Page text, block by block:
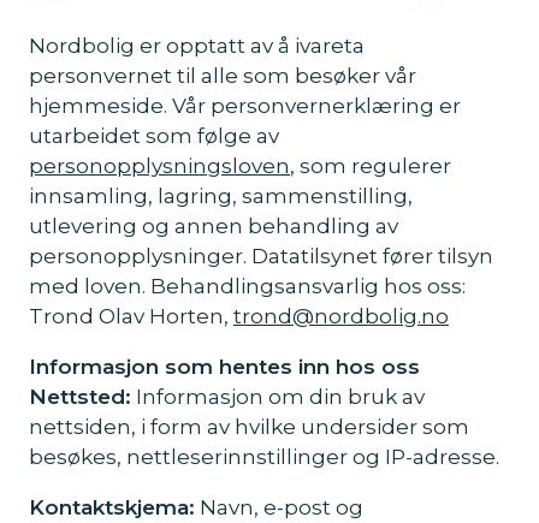
Nordbolig er opptatt av å ivareta
personvernet til alle som besøker vår
hjemmeside. Vår personvernerklæring er
utarbeidet som følge av
personopplysningsloven, som regulerer
innsamling, lagring, sammenstilling,
utlevering og annen behandling av
personopplysninger. Datatilsynet fører tilsyn
med loven. Behandlingsansvarlig hos oss:
Trond Olav Horten, trond@nordbolig.no
Informasjon som hentes inn hos oss
Nettsted: Informasjon om din bruk av
nettsiden, i form av hvilke undersider som
besøkes, nettleserinnstillinger og IP-adresse.
Kontaktskjema: Navn, e-post og